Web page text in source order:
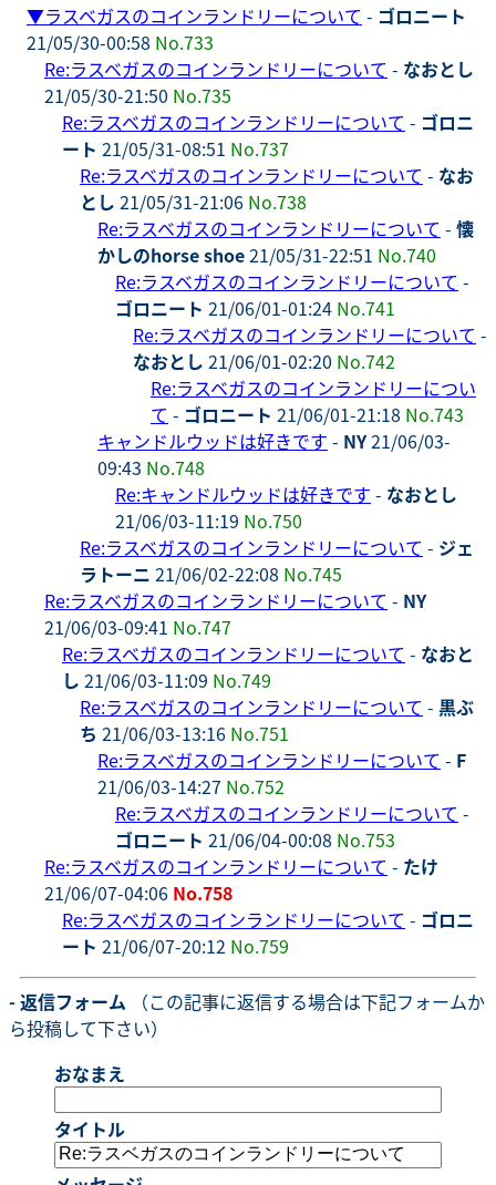
▼ラスベガスのコインランドリーについて - ゴロニート
21/05/30-00:58 No.733
Re:ラスベガスのコインランドリーについて - なおとし
21/05/30-21:50 No.735
Re:ラスベガスのコインランドリーについて - ゴロニ
ート 21/05/31-08:51 No.737
Re:ラスベガスのコインランドリーについて - なお
とし 21/05/31-21:06 No.738
Re:ラスベガスのコインランドリーについて - 懐
かしのhorse shoe21/05/31-22:51 No.740
Re:ラスベガスのコインランドリーについて -
ゴロニート 21/06/01-01:24 No.741
Re:ラスベガスのコインランドリーについて -
なおとし 21/06/01-02:20 No.742
Re:ラスベガスのコインランドリーについ
て - ゴロニート 21/06/01-21:18 No.743
キャンドルウッドは好きです - NY21/06/03-
09:43 No.748
Re:キャンドルウッドは好きです - なおとし
21/06/03-11:19 No.750
Re:ラスベガスのコインランドリーについて - ジェ
ラトーニ 21/06/02-22:08 No.745
Re:ラスベガスのコインランドリーについて - NY
21/06/03-09:41 No.747
Re:ラスベガスのコインランドリーについて - なおと
し 21/06/03-11:09 No.749
Re:ラスベガスのコインランドリーについて - 黒ぶ
ち 21/06/03-13:16 No.751
Re:ラスベガスのコインランドリーについて - F
21/06/03-14:27 No.752
Re:ラスベガスのコインランドリーについて -
ゴロニート 21/06/04-00:08 No.753
Re:ラスベガスのコインランドリーについて - たけ
21/06/07-04:06 No.758
Re:ラスベガスのコインランドリーについて - ゴロニ
ート 21/06/07-20:12 No.759
- 返信フォーム （この記事に返信する場合は下記フォームか
ら投稿して下さい）
おなまえ
タイトル